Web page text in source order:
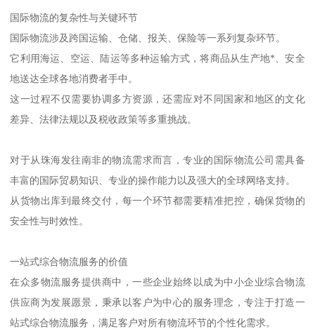
国际物流的复杂性与关键环节
国际物流涉及跨国运输、仓储、报关、保险等一系列复杂环节。
它利用海运、空运、陆运等多种运输方式，将商品从生产地*、安全
地送达全球各地消费者手中。
这一过程不仅需要协调多方资源，还需应对不同国家和地区的文化
差异、法律法规以及税收政策等多重挑战。
对于从珠海发往南非的物流需求而言，专业的国际物流公司需具备
丰富的国际贸易知识、专业的操作能力以及强大的全球网络支持。
从货物出库到最终交付，每一个环节都需要精准把控，确保货物的
安全性与时效性。
一站式综合物流服务的价值
在众多物流服务提供商中，一些企业始终以成为中小企业综合物流
供应商为发展愿景，秉承以客户为中心的服务理念，专注于打造一
站式综合物流服务，满足客户对所有物流环节的个性化需求。